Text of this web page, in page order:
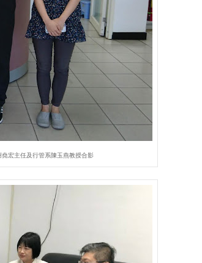
宏主任及行管系陳玉燕教授合影